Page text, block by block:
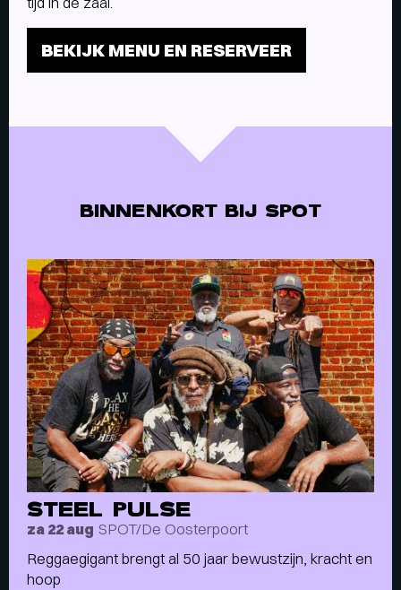
BEKIJK MENU EN RESERVEER
BINNENKORT BIJ SPOT
STEEL PULSE
za 22 aug SPOT/De Oosterpoort
Reggaegigant brengt al 50 jaar bewustzijn, kracht en
hoop